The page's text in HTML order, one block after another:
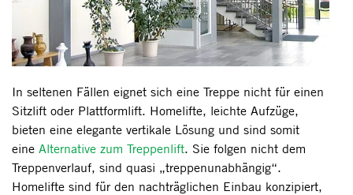
In seltenen Fällen eignet sich eine Treppe nicht für einen
Sitzlift oder Plattformlift. Homelifte, leichte Aufzüge,
bieten eine elegante vertikale Lösung und sind somit
eine Alternative zum Treppenlift. Sie folgen nicht dem
Treppenverlauf, sind quasi „treppenunabhängig“.
Homelifte sind für den nachträglichen Einbau konzipiert,